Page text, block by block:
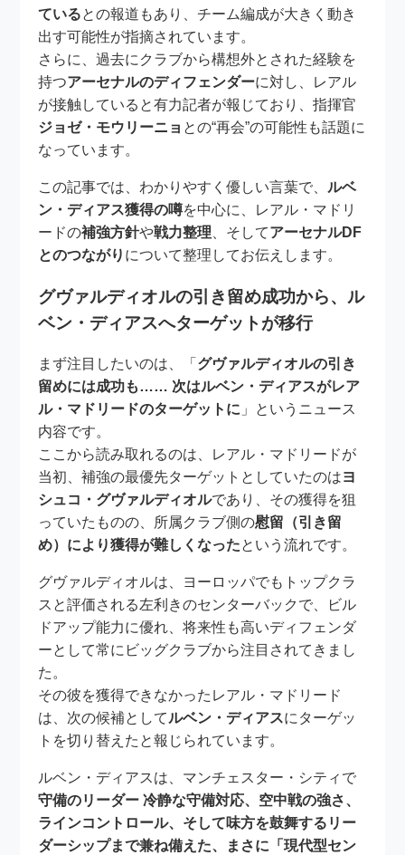
ているとの報道もあり、チーム編成が大きく動き
出す可能性が指摘されています。
さらに、過去にクラブから構想外とされた経験を
持つアーセナルのディフェンダーに対し、レアル
が接触していると有力記者が報じており、指揮官
ジョゼ・モウリーニョ との“再会”の可能性も話題に
なっています。
この記事では、わかりやすく優しい言葉で、 ルベ
ン・ディアス獲得の噂を中心に、レアル・マドリ
ードの補強方針や戦力整理 、そしてアーセナルDF
とのつながり について整理してお伝えします。
グヴァルディオルの引き留め成功から、ル
ベン・ディアスへターゲットが移行
まず注目したいのは、「 グヴァルディオルの引き
留めには成功も…… 次はルベン・ディアスがレア
ル・マドリードのターゲットに 」というニュース
内容です。
ここから読み取れるのは、レアル・マドリードが
当初、補強の最優先ターゲットとしていたのはヨ
シュコ・グヴァルディオルであり、その獲得を狙
っていたものの、所属クラブ側の慰留（引き留
め）により獲得が難しくなったという流れです。
グヴァルディオルは、ヨーロッパでもトップクラ
スと評価される左利きのセンターバックで、ビル
ドアップ能力に優れ、将来性も高いディフェンダ
ーとして常にビッグクラブから注目されてきまし
た。
その彼を獲得できなかったレアル・マドリード
は、次の候補としてルベン・ディアスにターゲッ
トを切り替えたと報じられています。
ルベン・ディアスは、マンチェスター・シティで
守備のリーダー 冷静な守備対応、空中戦の強さ、
ラインコントロール、そして味方を鼓舞するリー
ダーシップまで兼ね備えた、まさに「現代型セン